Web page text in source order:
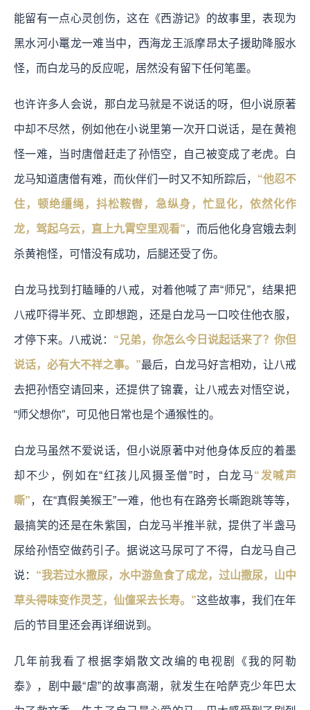
能留有一点心灵创伤，这在《西游记》的故事里，表现为
黑水河小鼍龙一难当中，西海龙王派摩昂太子援助降服水
怪，而白龙马的反应呢，居然没有留下任何笔墨。
也许许多人会说，那白龙马就是不说话的呀，但小说原著
中却不尽然，例如他在小说里第一次开口说话，是在黄袍
怪一难，当时唐僧赶走了孙悟空，自己被变成了老虎。白
龙马知道唐僧有难，而伙伴们一时又不知所踪后， “他忍不
住，顿绝缰绳，抖松鞍辔，急纵身，忙显化，依然化作
龙，驾起乌云，直上九霄空里观看”，而后他化身宫娥去刺
杀黄袍怪，可惜没有成功，后腿还受了伤。
白龙马找到打瞌睡的八戒，对着他喊了声“师兄”，结果把
八戒吓得半死、立即想跑，还是白龙马一口咬住他衣服，
才停下来。八戒说： “兄弟，你怎么今日说起话来了？你但
说话，必有大不祥之事。”最后，白龙马好言相劝，让八戒
去把孙悟空请回来，还提供了锦囊，让八戒去对悟空说，
“师父想你”，可见他日常也是个通猴性的。
白龙马虽然不爱说话，但小说原著中对他身体反应的着墨
却不少，例如在“红孩儿风摄圣僧”时，白龙马“发喊声
嘶”，在“真假美猴王”一难，他也有在路旁长嘶跑跳等等，
最搞笑的还是在朱紫国，白龙马半推半就，提供了半盏马
尿给孙悟空做药引子。据说这马尿可了不得，白龙马自己
说： “我若过水撒尿，水中游鱼食了成龙，过山撒尿，山中
草头得味变作灵芝，仙僮采去长寿。”这些故事，我们在年
后的节目里还会再详细说到。
几年前我看了根据李娟散文改编的电视剧《我的阿勒
泰》，剧中最“虐”的故事高潮，就发生在哈萨克少年巴太